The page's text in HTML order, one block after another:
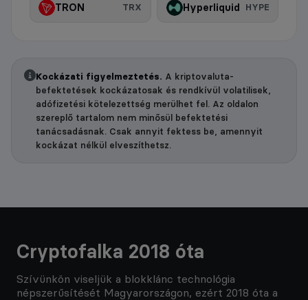
TRON TRX Hyperliquid HYPE
Kockázati figyelmeztetés. A kriptovaluta-
befektetések kockázatosak és rendkívül volatilisek,
adófizetési kötelezettség merülhet fel. Az oldalon
szereplő tartalom nem minősül befektetési
tanácsadásnak. Csak annyit fektess be, amennyit
kockázat nélkül elveszíthetsz.
Cryptofalka 2018 óta
Szívünkön viseljük a blokklánc technológia
népszerűsítését Magyarországon, ezért 2018 óta a